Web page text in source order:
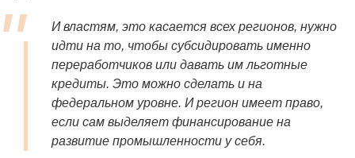
И властям, это касается всех регионов, нужно
идти на то, чтобы субсидировать именно
переработчиков или давать им льготные
кредиты. Это можно сделать и на
федеральном уровне. И регион имеет право,
если сам выделяет финансирование на
развитие промышленности у себя.